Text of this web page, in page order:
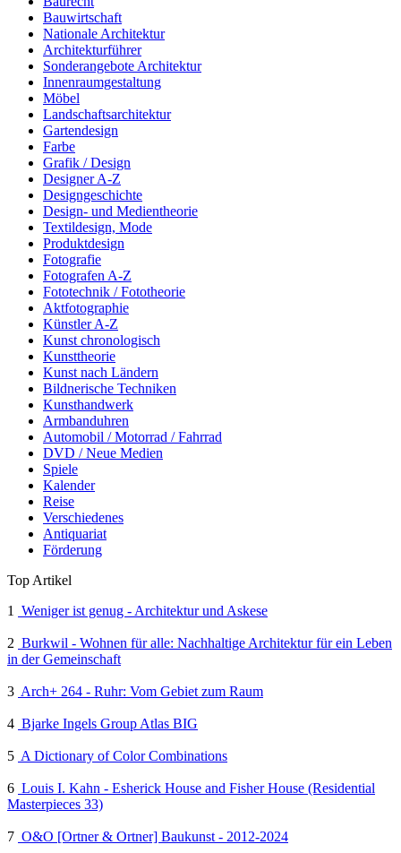
Bauwirtschaft
Nationale Architektur
Architekturführer
Sonderangebote Architektur
Innenraumgestaltung
Möbel
Landschaftsarchitektur
Gartendesign
Farbe
Grafik / Design
Designer A-Z
Designgeschichte
Design- und Medientheorie
Textildesign, Mode
Produktdesign
Fotografie
Fotografen A-Z
Fototechnik / Fototheorie
Aktfotographie
Künstler A-Z
Kunst chronologisch
Kunsttheorie
Kunst nach Ländern
Bildnerische Techniken
Kunsthandwerk
Armbanduhren
Automobil / Motorrad / Fahrrad
DVD / Neue Medien
Spiele
Kalender
Reise
Verschiedenes
Antiquariat
Förderung
Top Artikel
1
Weniger ist genug - Architektur und Askese
2 Burkwil - Wohnen für alle: Nachhaltige Architektur für ein Leben
in der Gemeinschaft
3 Arch+ 264 - Ruhr: Vom Gebiet zum Raum
4 Bjarke Ingels Group Atlas BIG
5 A Dictionary of Color Combinations
6 Louis I. Kahn - Esherick House and Fisher House (Residential
Masterpieces 33)
7 O&O [Ortner & Ortner] Baukunst - 2012-2024